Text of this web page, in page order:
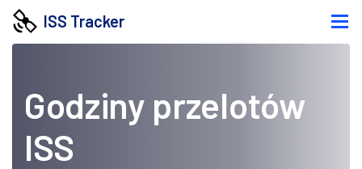
ISS Tracker
Godziny przelotów
ISS